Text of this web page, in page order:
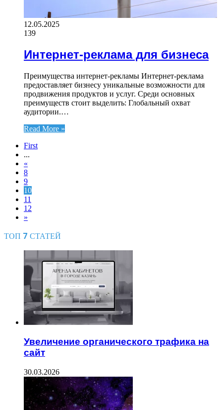
12.05.2025
139
Интернет-реклама для бизнеса
Преимущества интернет-рекламы Интернет-реклама
предоставляет бизнесу уникальные возможности для
продвижения продуктов и услуг. Среди основных
преимуществ стоит выделить: Глобальный охват
аудитории.…
Read More »
First
...
«
8
9
10
11
12
»
ТОП 7 СТАТЕЙ
Увеличение органического трафика на
сайт
30.03.2026